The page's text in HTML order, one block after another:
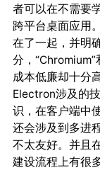
者可以在不需要
跨平台桌面应用
在了一起，并明
分，
成本低廉却十分
Electron涉及的
识，在客户端中
还会涉及到多进
不太友好。并且
建设流程上有很